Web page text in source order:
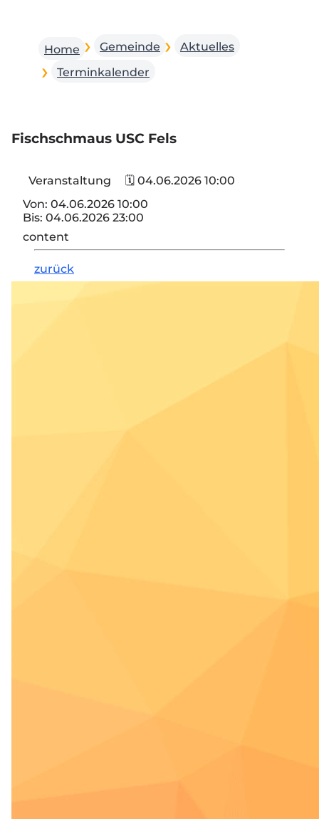
Home Gemeinde
Aktuelles
Terminkalender
Fischschmaus USC Fels
Veranstaltung
🗓 04.06.2026 10:00
Von: 04.06.2026 10:00
Bis: 04.06.2026 23:00
content
zurück